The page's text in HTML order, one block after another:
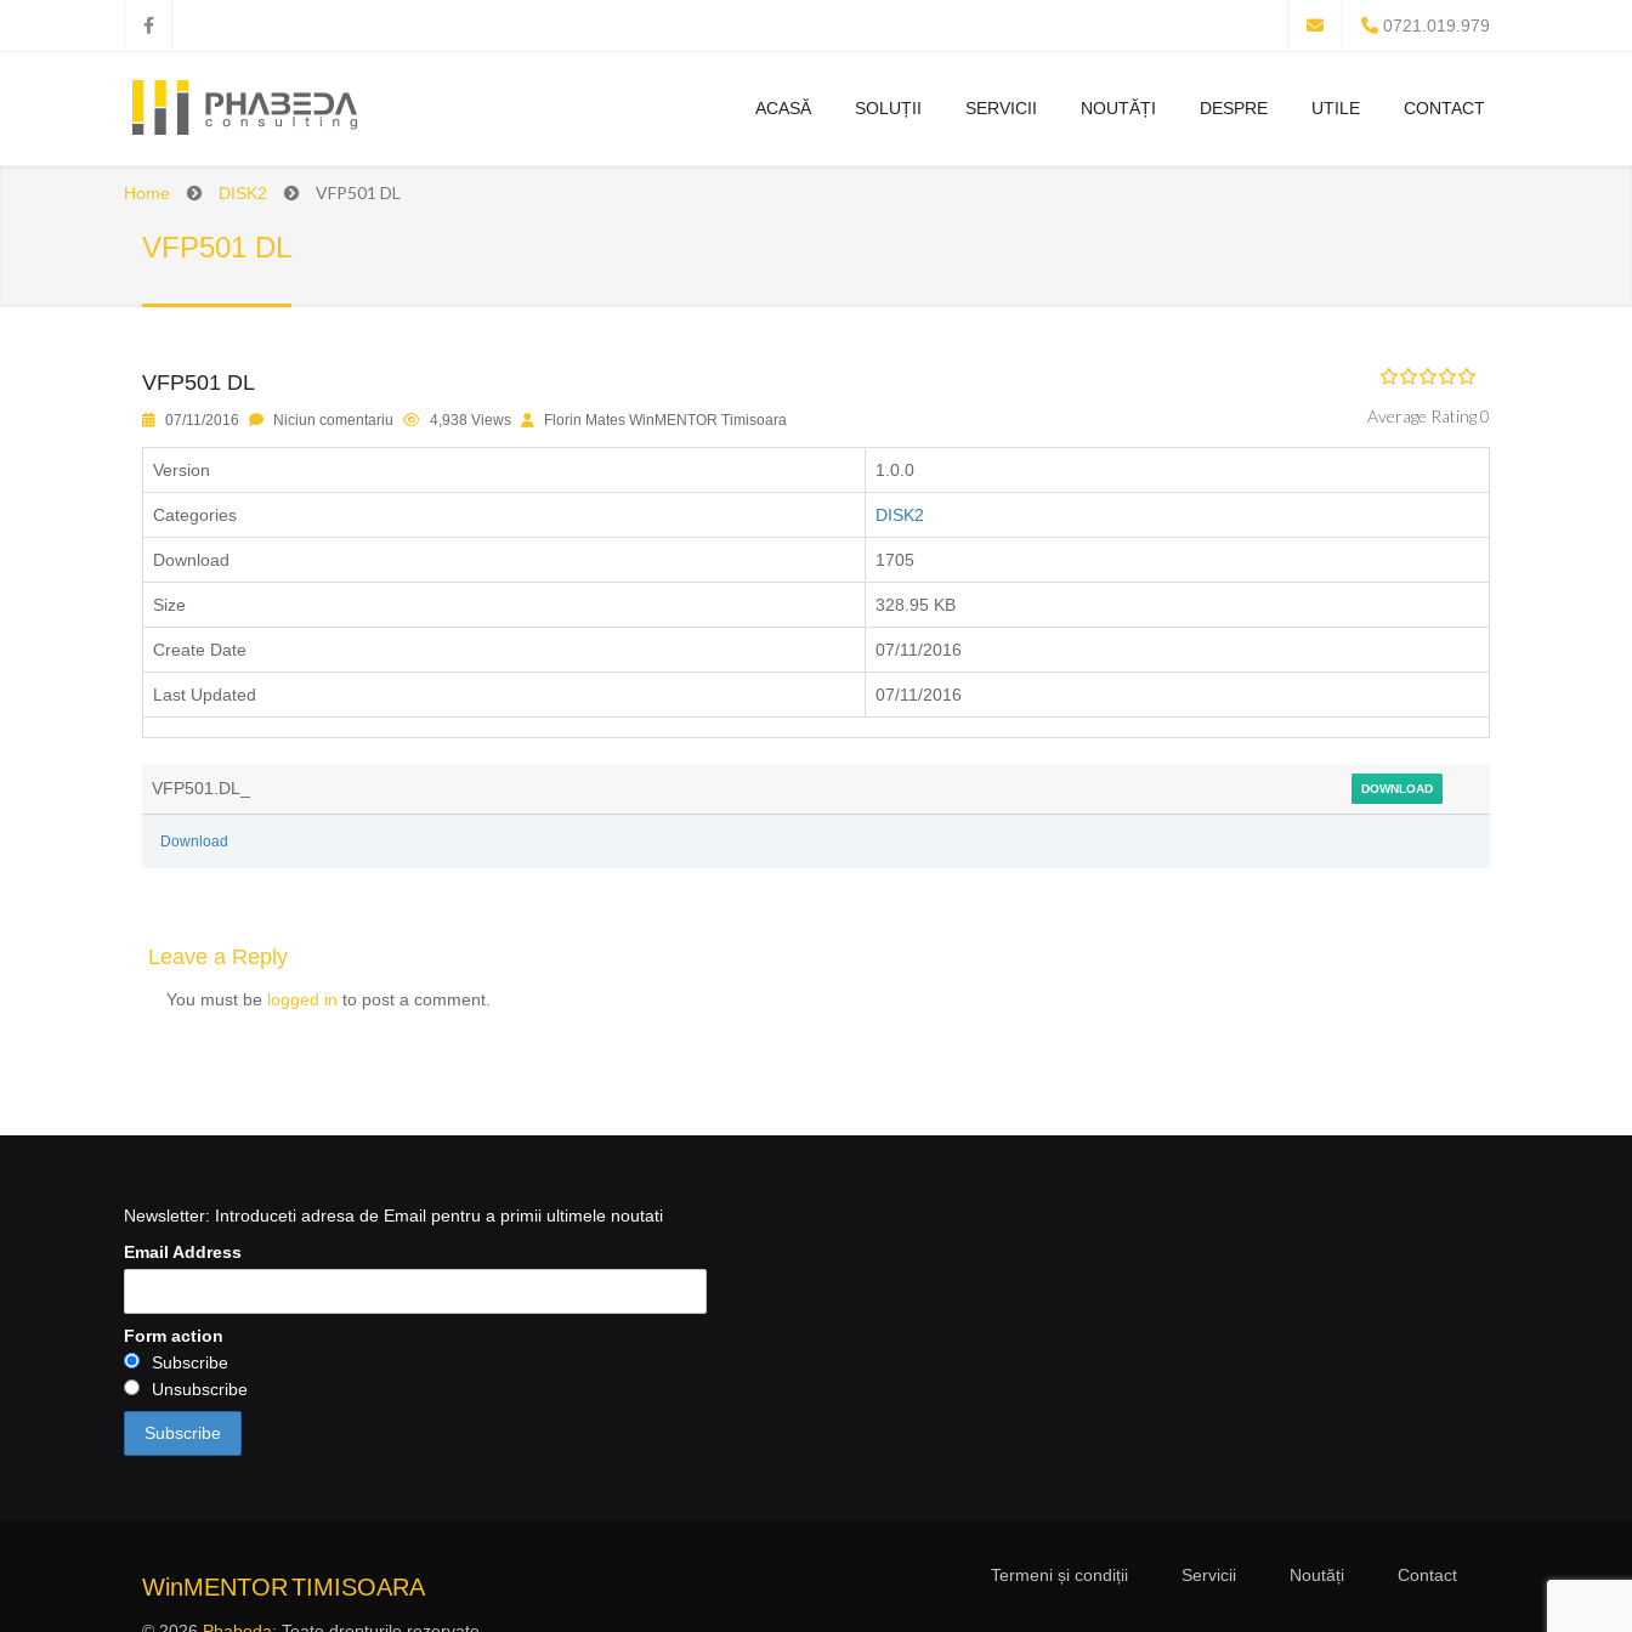
0721.019.979
ACASĂ SOLUȚII SERVICII NOUTĂȚI DESPRE UTILE CONTACT
VFP501 DL
Home DISK2 VFP501 DL
VFP501 DL
1 2 3 4 5
Average Rating 0
07/11/2016 Niciun comentariu 4,938 Views Florin Mates WinMENTOR Timisoara
Version 1.0.0
Categories DISK2
Download 1705
Size 328.95 KB
Create Date 07/11/2016
Last Updated 07/11/2016
VFP501.DL_ DOWNLOAD
Download
Leave a Reply
You must be logged in to post a comment.
Newsletter: Introduceti adresa de Email pentru a primii ultimele noutati
Email Address
Form action
Subscribe
Unsubscribe
WinMENTORTIMISOARA Termeni și condiții Servicii Noutăți Contact